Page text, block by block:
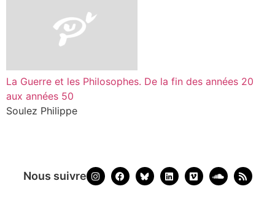
La Guerre et les Philosophes. De la fin des années 20
aux années 50
Soulez Philippe
Nous suivre